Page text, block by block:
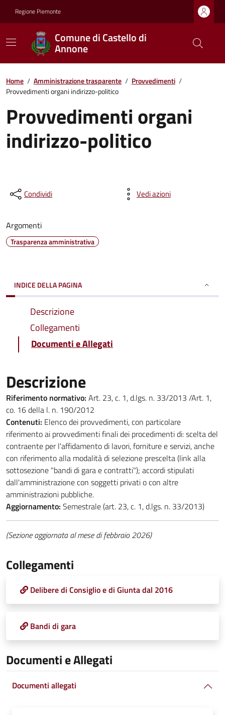
Regione Piemonte
Comune di Castello di
Annone
Home / Amministrazione trasparente / Provvedimenti /
Provvedimenti organi indirizzo-politico
Provvedimenti organi
indirizzo-politico
Condividi Vedi azioni
Argomenti
Trasparenza amministrativa
INDICE DELLA PAGINA
Descrizione
Collegamenti
Documenti e Allegati
Descrizione
Riferimento normativo: Art. 23, c. 1, d.lgs. n. 33/2013 /Art. 1,
co. 16 della l. n. 190/2012
Contenuti: Elenco dei provvedimenti, con particolare
riferimento ai provvedimenti finali dei procedimenti di: scelta del
contraente per l'affidamento di lavori, forniture e servizi, anche
con riferimento alla modalità di selezione prescelta (link alla
sottosezione "bandi di gara e contratti"); accordi stipulati
dall'amministrazione con soggetti privati o con altre
amministrazioni pubbliche.
Aggiornamento: Semestrale (art. 23, c. 1, d.lgs. n. 33/2013)
(Sezione aggiornata al mese di febbraio 2026)
Collegamenti
Delibere di Consiglio e di Giunta dal 2016
Bandi di gara
Documenti e Allegati
Documenti allegati